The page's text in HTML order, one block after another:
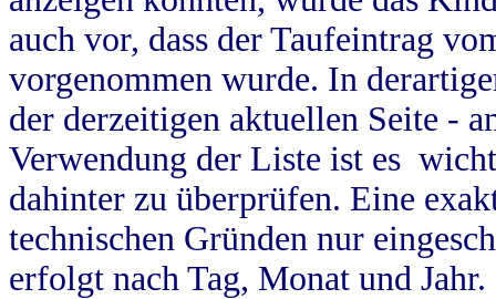
auch vor, dass der Taufeintrag
vorgenommen wurde. In
der derzeitigen aktuellen Seite -
Verwendung der Liste ist es
dahinter zu überprüfen. Eine
technischen Gründen nur
erfolgt nach Tag, Monat und Jahr.